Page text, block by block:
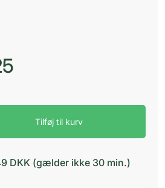
Tilføj til kurv
DKK (gælder ikke 30 min.)